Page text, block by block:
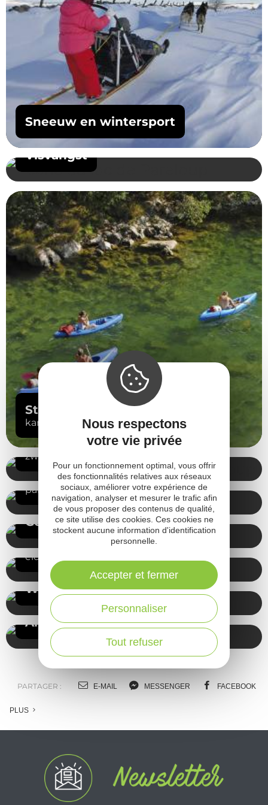
Sneeuw en wintersport
Visvangst
Stromend water
kano
Varen
zwemmen
In de lucht
paragliding
Golf
Gemotoriseerd
elektrisch
Welzijn
Andere activiteiten
PARTAGER : E-MAIL MESSENGER FACEBOOK
PLUS
Nous respectons
votre vie privée
Pour un fonctionnement optimal, vous offrir
des fonctionnalités relatives aux réseaux
sociaux, améliorer votre expérience de
navigation, analyser et mesurer le trafic afin
de vous proposer des contenus de qualité,
ce site utilise des cookies. Ces cookies ne
stockent aucune information d'identification
personnelle.
Tout refuser
Personnaliser
Accepter et fermer